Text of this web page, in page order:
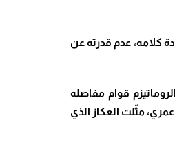
كلامه، عدم قدرته عن
قوام مفاصله
مثّلت العكاز الذي